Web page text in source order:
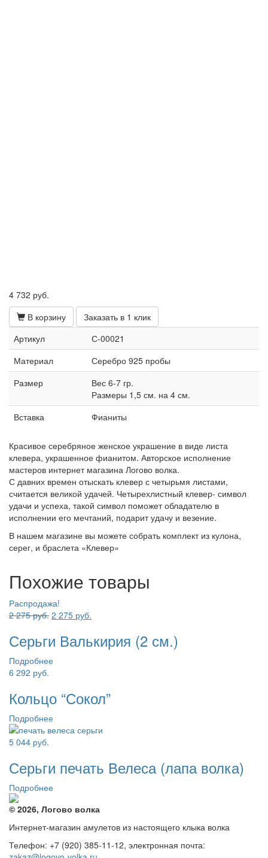
4 732 руб.
В корзину
Заказать в 1 клик
Артикул
С-00021
Материал
Серебро 925 пробы
Размер
Вес 6-7 гр.
Размеры 1,5 см. на 4 см.
Вставка
Фианиты
Красивое серебряное женское украшение в виде листа
клевера, украшенное фианитом. Авторское исполнение
мастеров интернет магазина Логово волка.
С давних времен отыскать клевер с четырьмя листами,
считается великой удачей. Четырехлистный клевер- символ
удачи и успеха, такой символ поможет обладателю в
исполнении его мечтаний, подарит удачу и везение.
В нашем магазине вы можете собрать комплект из кулона,
серег, и браслета «Клевер»
Похожие товары
Распродажа!
2 275руб. Первоначальная
составляла
2
275 руб..
2 275 руб.
2
275 руб..
Серьги Валькирия (2 см.)
Подробнее
6 292 руб.
Кольцо “Сокол”
Подробнее
5 044 руб.
Серьги печать Велеса (лапа волка)
Подробнее
© 2026, Логово волка
Интернет-магазин амулетов из настоящего клыка волка
Телефон: +7 (920) 385-11-12, электронная почта: